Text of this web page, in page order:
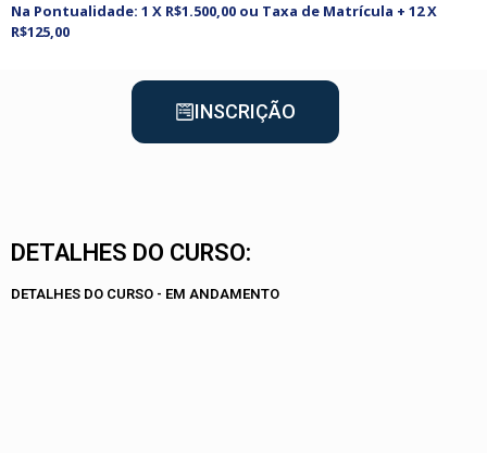
Na Pontualidade: 1 X R$1.500,00 ou Taxa de Matrícula + 12 X
R$125,00
INSCRIÇÃO
DETALHES DO CURSO:
DETALHES DO CURSO - EM ANDAMENTO